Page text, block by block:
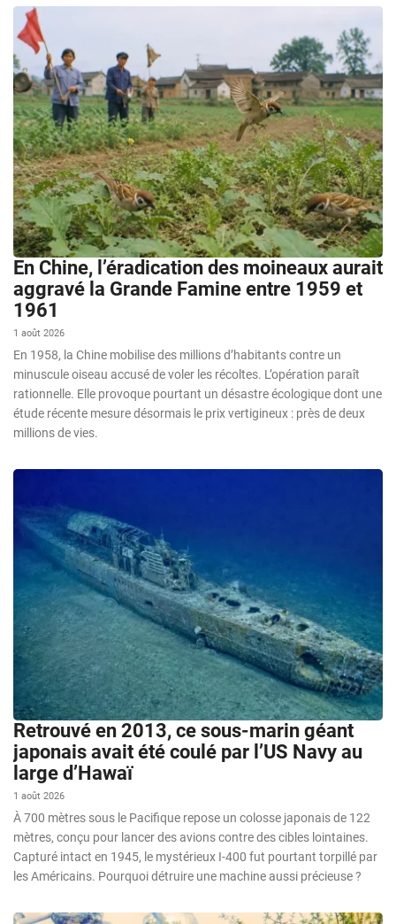
En Chine, l’éradication des moineaux aurait
aggravé la Grande Famine entre 1959 et
1961
1 août 2026
En 1958, la Chine mobilise des millions d’habitants contre un
minuscule oiseau accusé de voler les récoltes. L’opération paraît
rationnelle. Elle provoque pourtant un désastre écologique dont une
étude récente mesure désormais le prix vertigineux : près de deux
millions de vies.
Retrouvé en 2013, ce sous-marin géant
japonais avait été coulé par l’US Navy au
large d’Hawaï
1 août 2026
À 700 mètres sous le Pacifique repose un colosse japonais de 122
mètres, conçu pour lancer des avions contre des cibles lointaines.
Capturé intact en 1945, le mystérieux I-400 fut pourtant torpillé par
les Américains. Pourquoi détruire une machine aussi précieuse ?